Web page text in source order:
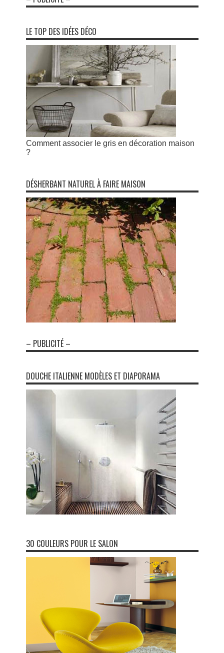
LE TOP DES IDÉES DÉCO
Comment associer le gris en décoration maison
?
DÉSHERBANT NATUREL À FAIRE MAISON
– PUBLICITÉ –
DOUCHE ITALIENNE MODÈLES ET DIAPORAMA
30 COULEURS POUR LE SALON